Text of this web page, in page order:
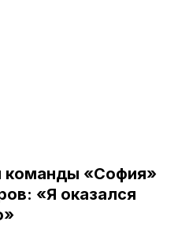
команды «София»
«Я оказался